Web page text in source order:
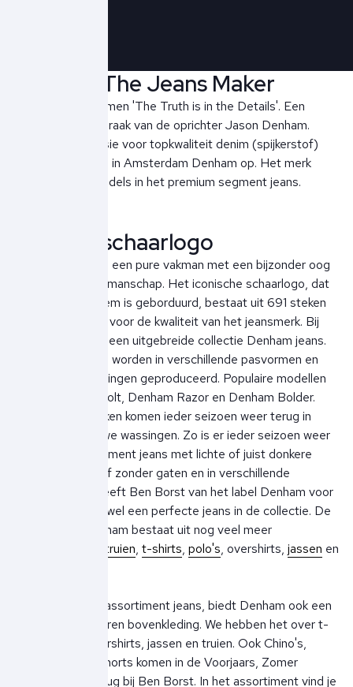
Denham The Jeans Maker
Bij Denham zegt men 'The Truth is in the Details'. Een
gevleugelde uitspraak van de oprichter Jason Denham.
Vanuit zijn obsessie voor topkwaliteit denim (spijkerstof)
richtte hij in 2008 in Amsterdam Denham op. Het merk
bevindt zich inmiddels in het premium segment jeans.
Denham schaarlogo
De Jeansmaker is een pure vakman met een bijzonder oog
voor detail en vakmanschap. Het iconische schaarlogo, dat
op elk Denham item is geborduurd, bestaat uit 691 steken
en staat symbool voor de kwaliteit van het jeansmerk. Bij
Ben Borst vind je een uitgebreide collectie Denham jeans.
De spijkerbroeken worden in verschillende pasvormen en
met diverse wassingen geproduceerd. Populaire modellen
zijn de Denham Bolt, Denham Razor en Denham Bolder.
Deze spijkerbroeken komen ieder seizoen weer terug in
klassieke en nieuwe wassingen. Zo is er ieder seizoen weer
een breed assortiment jeans met lichte of juist donkere
wassingen, met of zonder gaten en in verschillende
pasvormen. Zo heeft Ben Borst van het label Denham voor
elke gelegenheid wel een perfecte jeans in de collectie. De
collectie van Denham bestaat uit nog veel meer
truien, t-shirts, polo's, overshirts, jassen en
Naast een groot assortiment jeans, biedt Denham ook een
brede collecte heren bovenkleding. We hebben het over t-
shirts, polo's, overshirts, jassen en truien. Ook Chino's,
shorts en zwemshorts komen in de Voorjaars, Zomer
collectie weer terug bij Ben Borst. In het assortiment vind je